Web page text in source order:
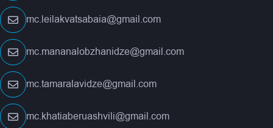
mc.leilakvatsabaia@gmail.com
mc.mananalobzhanidze@gmail.com
mc.tamaralavidze@gmail.com
mc.khatiaberuashvili@gmail.com